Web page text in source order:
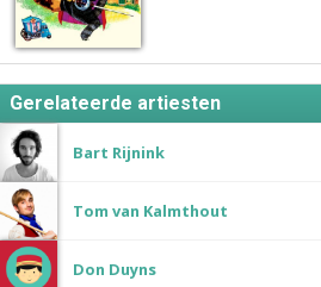
Gerelateerde artiesten
Bart Rijnink
Tom van Kalmthout
Don Duyns